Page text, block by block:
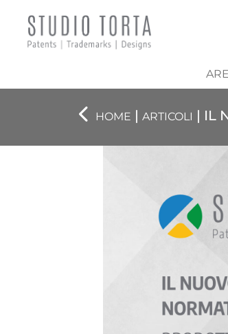
HOME | ARTICOLI | IL